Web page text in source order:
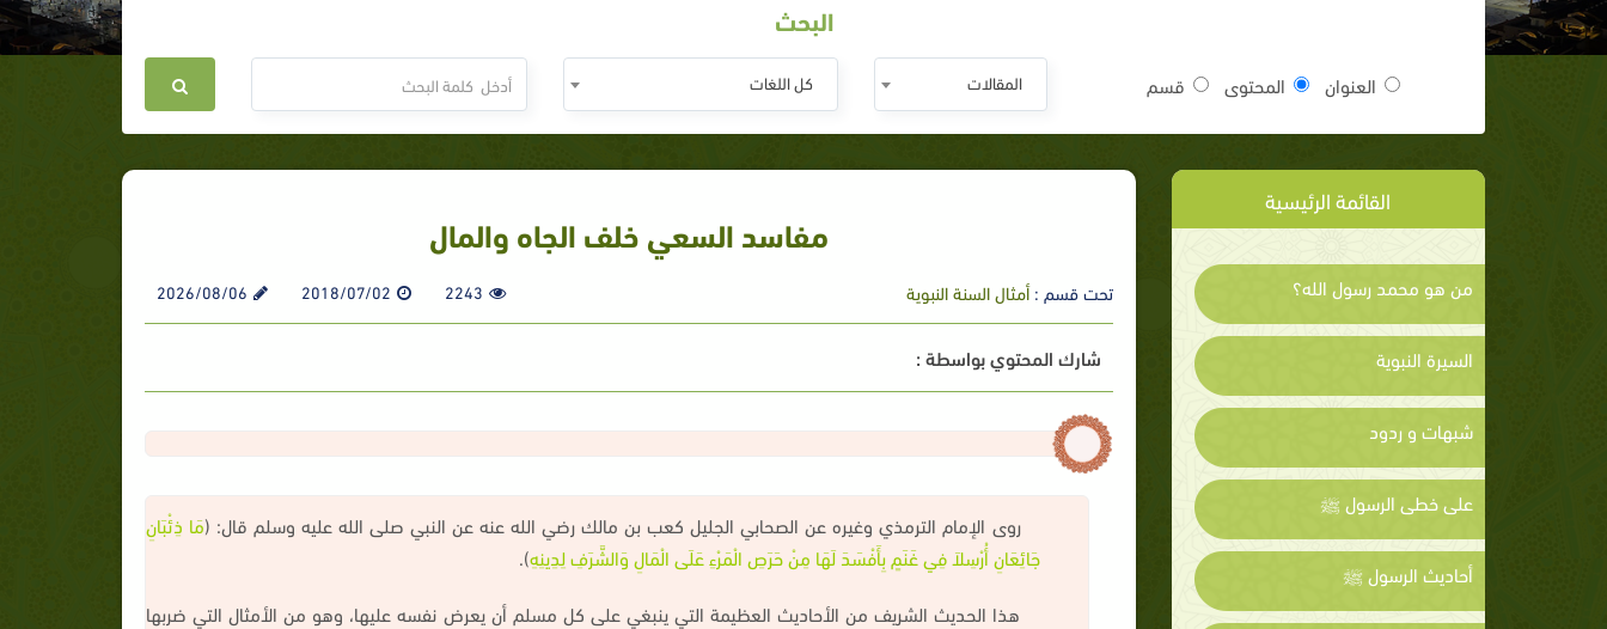
البحث
العنوان المحتوى قسم المقالات كل اللغات
القائمة الرئيسية
من هو محمد رسول الله؟
السيرة النبوية
شبهات و ردود
على خطى الرسول ﷺ
أحاديث الرسول ﷺ
مفاسد السعي خلف الجاه والمال
تحت قسم :أمثال السنة النبوية 2243
2018/07/02
2026/08/06
شارك المحتوي بواسطة :
روى الإمام الترمذي وغيره عن الصحابي الجليل كعب بن مالك رضي الله عنه عن النبي صلى الله عليه وسلم قال: (مَا ذِئْبَانِ
جَائِعَانِ أُرْسِلاَ فِي غَنَمٍ بِأَفْسَدَ لَهَا مِنْ حَرَصِ الْمَرْءِ عَلَى الْمَالِ وَالشَّرَفِ لِدِينِهِ).
هذا الحديث الشريف من الأحاديث العظيمة التي ينبغي على كل مسلم أن يعرض نفسه عليها، وهو من الأمثال التي ضربها